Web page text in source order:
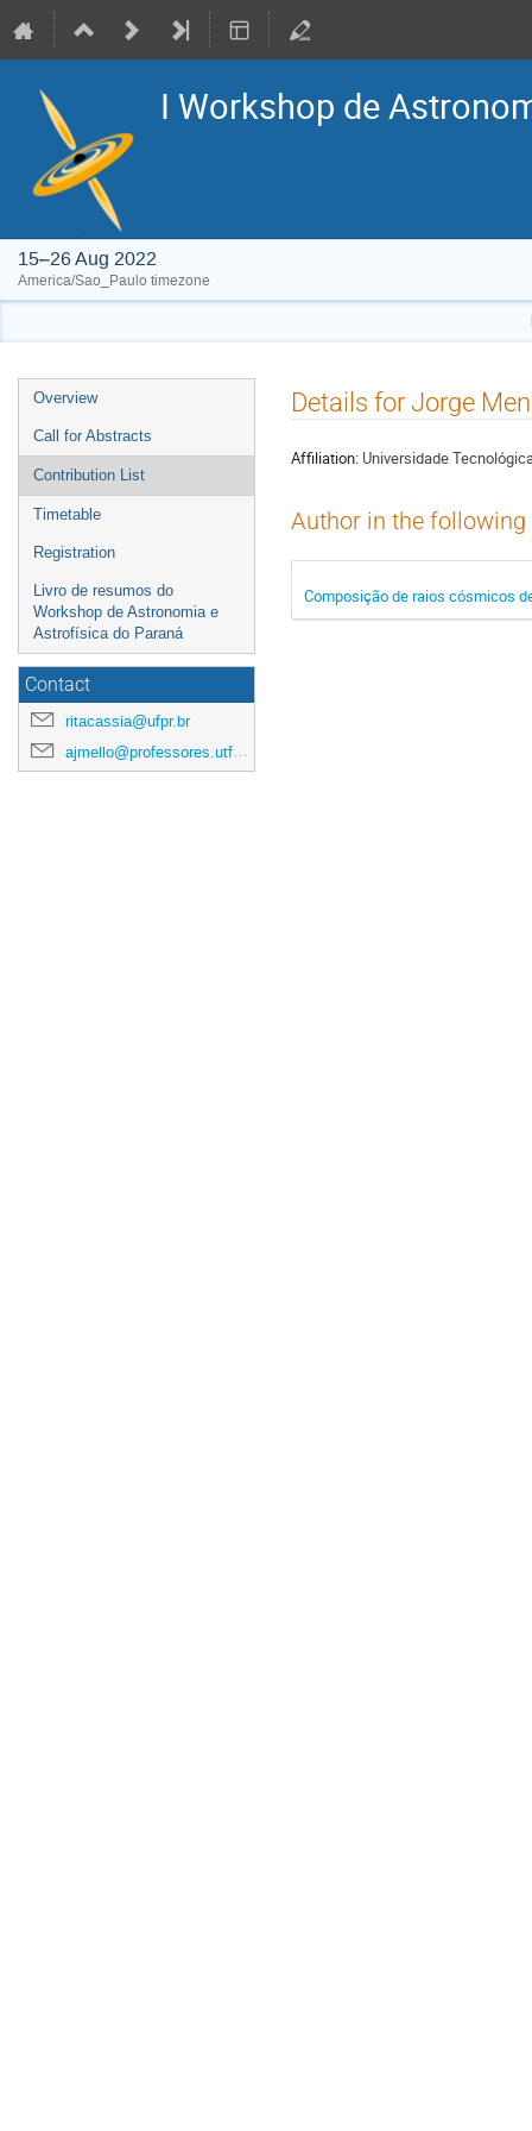
I Workshop de
15–26 Aug 2022
America/Sao_Paulo timezone
Event
menu
Overview
Call for Abstracts
Contribution List
Timetable
Registration
Livro de resumos do
Workshop de Astronomia e
Astrofísica do Paraná
Contact
ritacassia@ufpr.br
ajmello@professores.utfpr.edu.br
Details for Jorge
Affiliation: Universidade
Author in the
Composição de raios cósmicos